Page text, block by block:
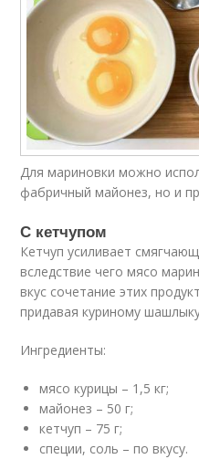
Для мариновки можно
фабричный майонез, но и
С кетчупом
Кетчуп усиливает
вследствие чего мясо
вкус сочетание этих
придавая куриному
Ингредиенты:
мясо курицы – 1,5 кг;
майонез – 50 г;
кетчуп – 75 г;
специи, соль – по вкусу.